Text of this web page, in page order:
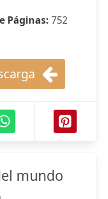
Páginas: 752
mundo